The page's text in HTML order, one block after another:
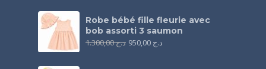
Robe bébé fille fleurie avec
bob assorti 3 saumon
د.ج1.300,00 د.ج